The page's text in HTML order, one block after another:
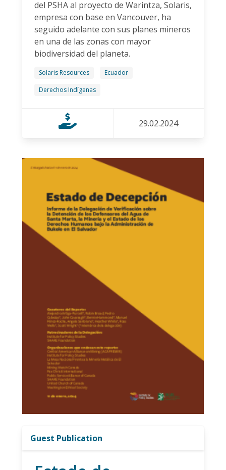
del PSHA al proyecto de Warintza, Solaris,
empresa con base en Vancouver, ha
seguido adelante con sus planes mineros
en una de las zonas con mayor
biodiversidad del planeta.
Solaris Resources
Ecuador
Derechos Indígenas
29.02.2024
Guest Publication